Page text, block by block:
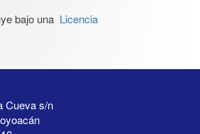
bajo una Licencia
Cueva s/n